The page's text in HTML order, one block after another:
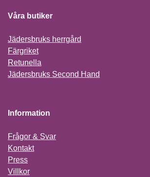
Våra butiker
Jädersbruks herrgård
Färgriket
Retunella
Jädersbruks Second Hand
Information
Frågor & Svar
Kontakt
Press
Villkor